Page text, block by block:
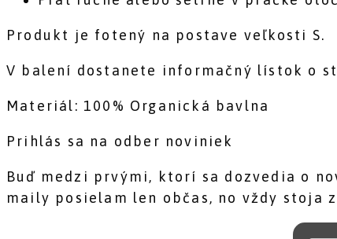
Produkt je fotený na postave veľkosti S.
V balení dostanete informačný lístok o
Materiál: 100% Organická bavlna
Prihlás sa na odber noviniek
Buď medzi prvými, ktorí sa dozvedia o
maily posielam len občas, no vždy stoja